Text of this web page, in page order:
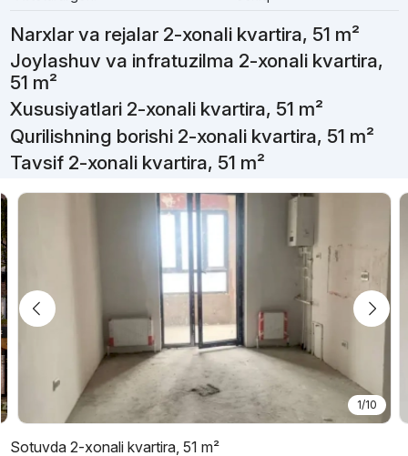
Narxlar va rejalar 2-xonali kvartira, 51 m²
Joylashuv va infratuzilma 2-xonali kvartira,
51 m²
Xususiyatlari 2-xonali kvartira, 51 m²
Qurilishning borishi 2-xonali kvartira, 51 m²
Tavsif 2-xonali kvartira, 51 m²
1/10
Sotuvda 2-xonali kvartira, 51 m²